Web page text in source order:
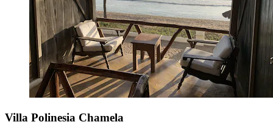
Villa Polinesia Chamela